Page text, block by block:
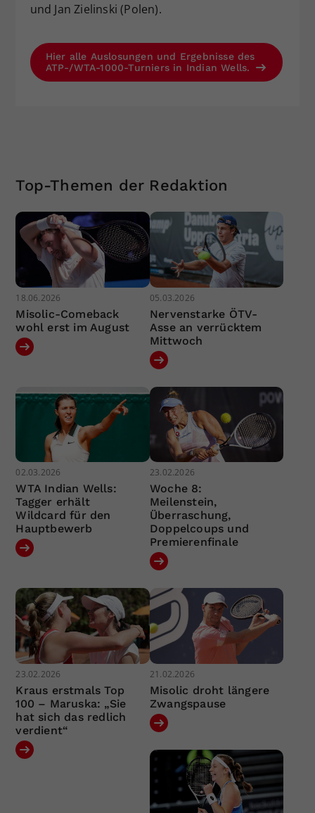
und Jan Zielinski (Polen).
Hier alle Auslosungen und Ergebnisse des
ATP-/WTA-1000-Turniers in Indian Wells.
Top-Themen der Redaktion
18.06.2026
Misolic-Comeback
wohl erst im August
05.03.2026
Nervenstarke ÖTV-
Asse an verrücktem
Mittwoch
02.03.2026
WTA Indian Wells:
Tagger erhält
Wildcard für den
Hauptbewerb
23.02.2026
Woche 8:
Meilenstein,
Überraschung,
Doppelcoups und
Premierenfinale
23.02.2026
Kraus erstmals Top
100 – Maruska: „Sie
hat sich das redlich
verdient“
21.02.2026
Misolic droht längere
Zwangspause